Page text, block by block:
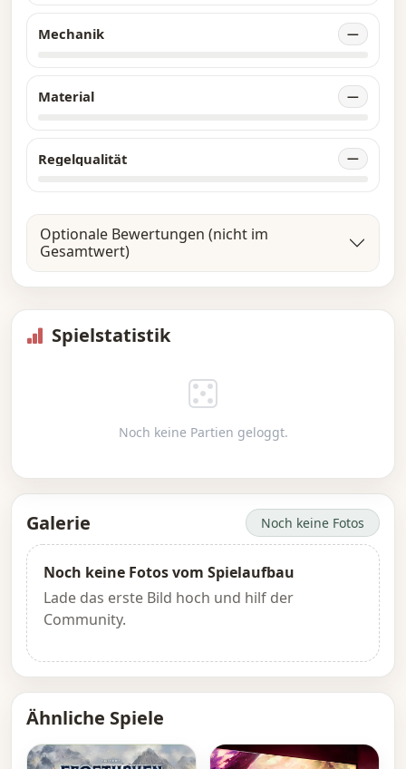
Mechanik —
Material —
Regelqualität —
Optionale Bewertungen (nicht im
Gesamtwert)
Spielstatistik
Noch keine Partien geloggt.
Galerie Noch keine Fotos
Noch keine Fotos vom Spielaufbau
Lade das erste Bild hoch und hilf der
Community.
Ähnliche Spiele